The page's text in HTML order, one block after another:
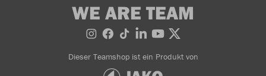
WE ARE TEAM
Dieser Teamshop ist ein Produkt von